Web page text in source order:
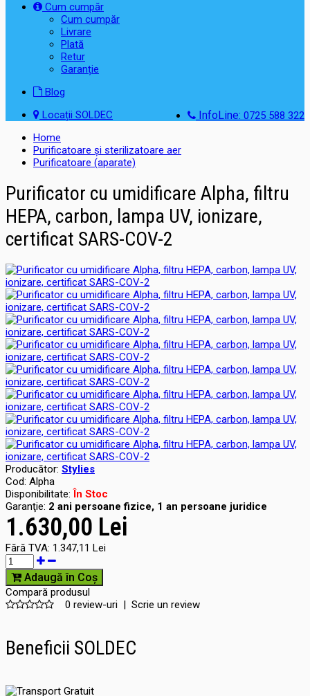
Cum cumpăr
Cum cumpăr
Livrare
Plată
Retur
Garanție
Blog
InfoLine: 0725 588 322
Locații SOLDEC
Home
Purificatoare și sterilizatoare aer
Purificatoare (aparate)
Purificator cu umidificare Alpha, filtru
HEPA, carbon, lampa UV, ionizare,
certificat SARS-COV-2
Producător: Stylies
Cod: Alpha
Disponibilitate: În Stoc
Garanţie: 2 ani persoane fizice, 1 an persoane juridice
1.630,00 Lei
Fără TVA: 1.347,11 Lei
Adaugă în Coş
Compară produsul
0 review-uri | Scrie un review
Beneficii SOLDEC